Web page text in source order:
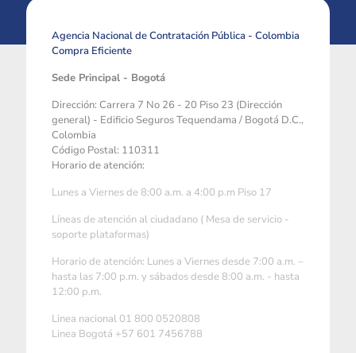
Agencia Nacional de Contratación Pública - Colombia
Compra Eficiente
Sede Principal - Bogotá
Dirección: Carrera 7 No 26 - 20 Piso 23 (Dirección
general) - Edificio Seguros Tequendama / Bogotá D.C.,
Colombia
Código Postal: 110311
Horario de atención:
Lunes a Viernes de 8:00 a.m. a 4:00 p.m Piso 17
Líneas de atención al ciudadano ( Mesa de servicio -
soporte plataformas)
Horario de atención: Lunes a Viernes desde 7:00 a.m. –
hasta las 7:00 p.m. y sábados desde 8:00 a.m. - hasta
12:00 p.m.
Linea nacional 01 800 0520808
Linea Bogotá +57 601 7456788